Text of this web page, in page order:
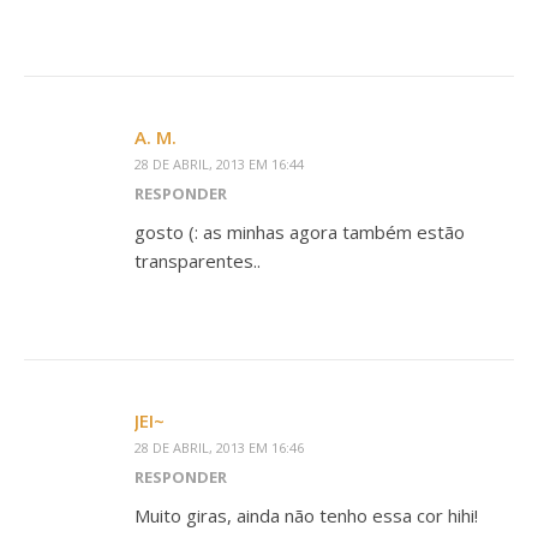
A. M.
28 DE ABRIL, 2013 EM 16:44
RESPONDER
gosto (: as minhas agora também estão
transparentes..
JEI~
28 DE ABRIL, 2013 EM 16:46
RESPONDER
Muito giras, ainda não tenho essa cor hihi!